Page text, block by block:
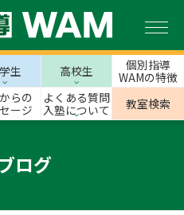
生 高校生
個別指導
WAMの特徴
らの
ージ
よくある質問
入塾について
教室検索
ログ